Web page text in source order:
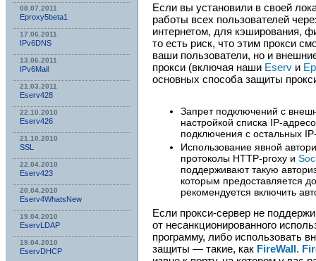
08.07.2011
Eproxy5beta1
17.06.2011
IPv6DNS
13.06.2011
IPv6Mail
21.03.2011
Eserv428
22.10.2010
Eserv426
21.10.2010
SSL
22.04.2010
Eserv423
20.04.2010
Eserv4WhatsNew
19.04.2010
EservLDAP
19.04.2010
EservDHCP
Если вы установили в своей
работы всех пользователей
интернетом, для кэширования,
то есть риск, что этим прокси
ваши пользователи, но и
прокси (включая наши Eserv и
основных способа защиты
Запрет подключений с
настройкой списка IP-
подключения с остальных
Использование явной
протоколы HTTP-proxy и
поддерживают такую
которым предоставляется
рекомендуется включить
Если прокси-сервер не
от несанкционированного
программу, либо использовать
защиты — такие, как FireWall.